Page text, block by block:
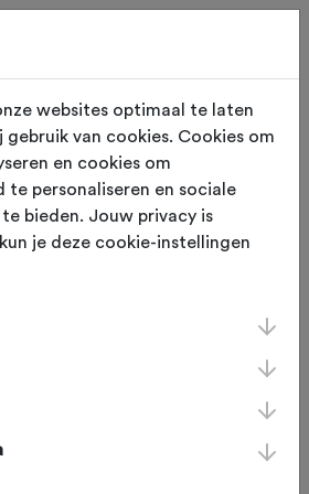
op 3 mei 2024
Motion dit
evenement voor
de fietssport, wordt
21 tot en met 23
Door de grote
websites optimaal te laten
gebruik van cookies. Cookies om
en cookies om
te personaliseren en sociale
bieden. Jouw privacy is
je deze cookie-instellingen